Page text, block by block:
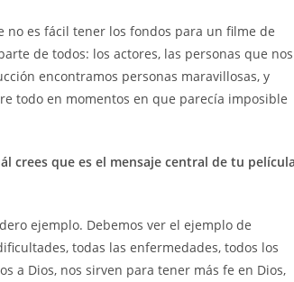
es fácil tener los fondos para un filme de
de todos: los actores, las personas que nos
encontramos personas maravillosas, y
todo en momentos en que parecía imposible
crees que es el mensaje central de tu
ejemplo. Debemos ver el ejemplo de
todas las enfermedades, todos los
a Dios, nos sirven para tener más fe en Dios,